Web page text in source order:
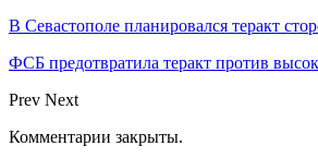
В Севастополе планировался теракт
ФСБ предотвратила теракт против
Prev Next
Комментарии закрыты.